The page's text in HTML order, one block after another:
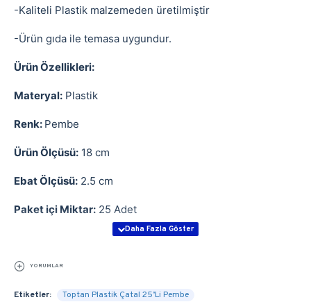
-Kaliteli Plastik malzemeden üretilmiştir
-Ürün gıda ile temasa uygundur.
Ürün Özellikleri:
Materyal: Plastik
Renk: Pembe
Ürün Ölçüsü: 18 cm
Ebat Ölçüsü: 2.5 cm
Paket içi Miktar: 25 Adet
YORUMLAR
Etiketler:
Toptan Plastik Çatal 25’Li Pembe